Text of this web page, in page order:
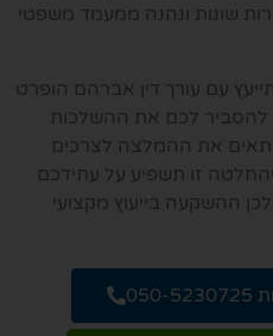
שונות ונהנה ממעמד משפטי
עם עורך דין אברהם הופרט
להסביר לכם את ההשלכות
את ההמלצה לצרכים
זו תשפיע על עתידכם
ההשקעה בייעוץ מקצועי